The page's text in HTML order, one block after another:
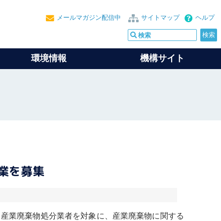
ヘルプ
サイトマップ
メールマガジン配信中
環境情報 機構サイト
を募集
産業廃棄物処分業者を対象に、 産業廃棄物に関する